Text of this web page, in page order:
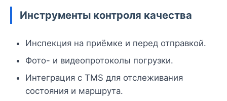
Инструменты контроля качества
Инспекция на приёмке и перед отправкой.
Фото- и видеопротоколы погрузки.
Интеграция с TMS для отслеживания
состояния и маршрута.